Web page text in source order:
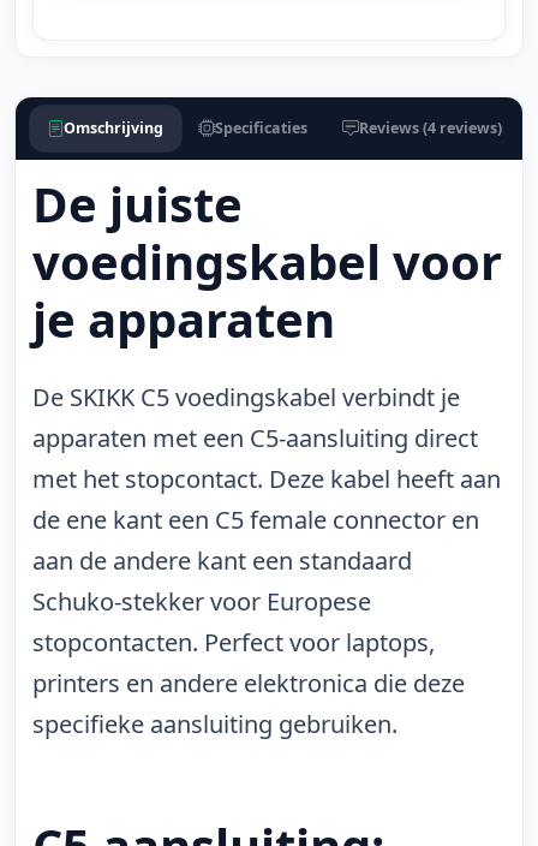
Omschrijving Specificaties Reviews (4 reviews)
De juiste
voedingskabel voor
je apparaten
De SKIKK C5 voedingskabel verbindt je
apparaten met een C5-aansluiting direct
met het stopcontact. Deze kabel heeft aan
de ene kant een C5 female connector en
aan de andere kant een standaard
Schuko-stekker voor Europese
stopcontacten. Perfect voor laptops,
printers en andere elektronica die deze
specifieke aansluiting gebruiken.